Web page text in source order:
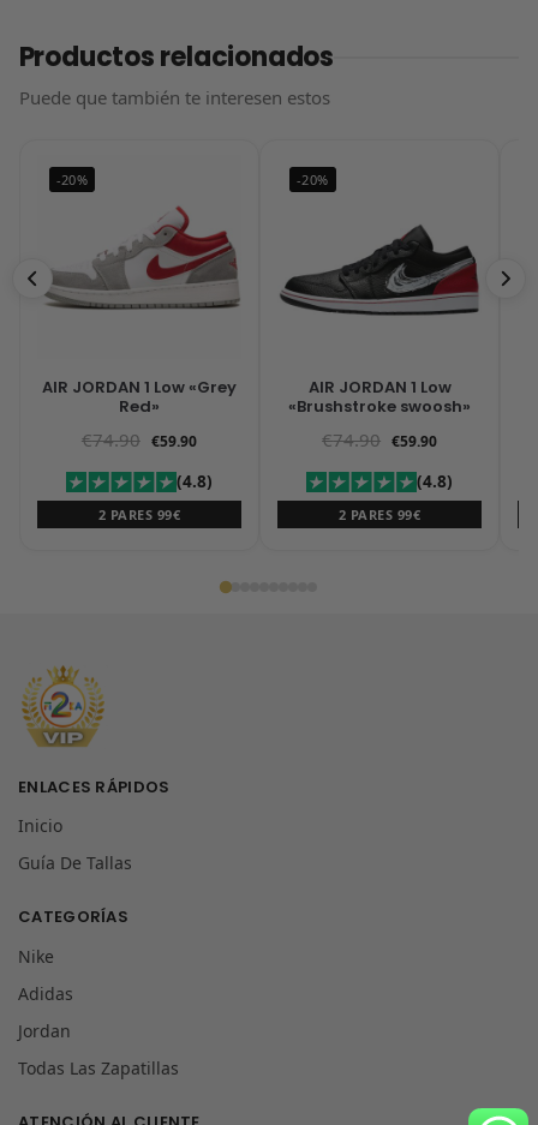
Productos relacionados
Puede que también te interesen estos
-20%
AIR JORDAN 1 Low «Grey
Red»
€74.90 €59.90
(4.8)
2 PARES 99€
-20%
AIR JORDAN 1 Low
«Brushstroke swoosh»
€74.90 €59.90
(4.8)
2 PARES 99€
ENLACES RÁPIDOS
Inicio
Guía De Tallas
CATEGORÍAS
Nike
Adidas
Jordan
Todas Las Zapatillas